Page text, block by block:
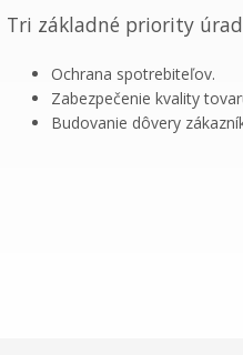
Tri základné priority
Ochrana spotrebiteľov.
Zabezpečenie kvality
Budovanie dôvery